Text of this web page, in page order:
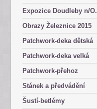
Expozice Doudleby n/O.
Obrazy Železnice 2015
Patchwork-deka dětská
Patchwork-deka velká
Patchwork-přehoz
Stánek a předvádění
Šustí-betlémy